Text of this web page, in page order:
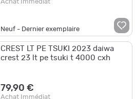
Achat Immédiat
Neuf - Dernier exemplaire
CREST LT PE TSUKI 2023 daiwa
crest 23 lt pe tsuki t 4000 cxh
79,90 €
Achat Immédiat